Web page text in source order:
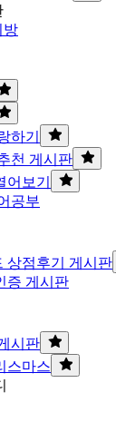
방
하기
천 게시판
어보기
공부
상점후기 게시판
증 게시판
시판
스마스